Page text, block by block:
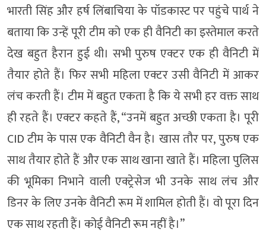
भारती सिंह और हर्ष लिंबाचिया के पॉडकास्ट पर पहुंचे पार्थ ने
बताया कि उन्हें पूरी टीम को एक ही वैनिटी का इस्तेमाल करते
देख बहुत हैरान हुई थी। सभी पुरुष एक्टर एक ही वैनिटी में
तैयार होते हैं। फिर सभी महिला एक्टर उसी वैनिटी में आकर
लंच करती हैं। टीम में बहुत एकता है कि ये सभी हर वक्त साथ
ही रहते हैं। एक्टर कहते हैं, “उनमें बहुत अच्छी एकता है। पूरी
CID ​​टीम के पास एक वैनिटी वैन है। खास तौर पर, पुरुष एक
साथ तैयार होते हैं और एक साथ खाना खाते हैं। महिला पुलिस
की भूमिका निभाने वाली एक्ट्रेसेज भी उनके साथ लंच और
डिनर के लिए उनके वैनिटी रूम में शामिल होती हैं। वो पूरा दिन
एक साथ रहती हैं। कोई वैनिटी रूम नहीं है।”